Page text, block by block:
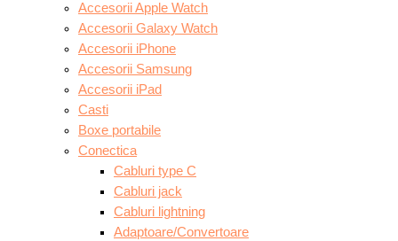
Accesorii Apple Watch
Accesorii Galaxy Watch
Accesorii iPhone
Accesorii Samsung
Accesorii iPad
Casti
Boxe portabile
Conectica
Cabluri type C
Cabluri jack
Cabluri lightning
Adaptoare/Convertoare